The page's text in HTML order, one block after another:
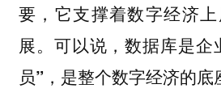
要，它支撑着数字经济
展。 可以说，数据库是企
员”，是整个数字经济的底